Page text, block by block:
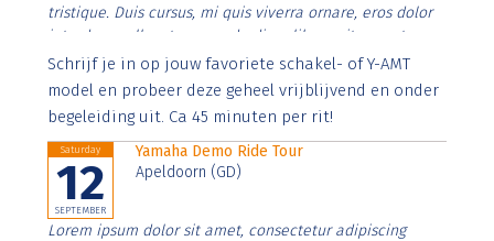
tristique. Duis cursus, mi quis viverra ornare, eros dolor
interdum nulla, ut commodo diam libero vitae erat.
Aenean faucibus nibh et justo cursus id rutrum lorem
imperdiet. Nunc ut sem vitae risus tristique posuere.
Schrijf je in op jouw favoriete schakel- of Y-AMT
model en probeer deze geheel vrijblijvend en onder
begeleiding uit. Ca 45 minuten per rit!
Saturday
12
SEPTEMBER
Yamaha Demo Ride Tour
Apeldoorn (GD)
Lorem ipsum dolor sit amet, consectetur adipiscing